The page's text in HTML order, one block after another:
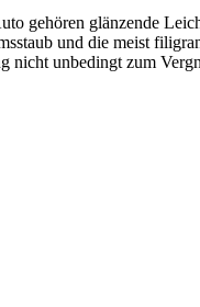
gehören glänzende
und die meist
nicht unbedingt zum